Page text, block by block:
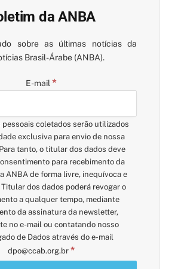
da ANBA
sobre as últimas notícias da
Brasil-Árabe (ANBA).
E-mail *
pessoais coletados serão utilizados
exclusiva para envio de nossa
tanto, o titular dos dados deve
para recebimento da
ANBA de forma livre, inequívoca e
dos dados poderá revogar o
a qualquer tempo, mediante
da assinatura da newsletter,
no e-mail ou contatando nosso
de Dados através do e-mail
dpo@ccab.org.br *